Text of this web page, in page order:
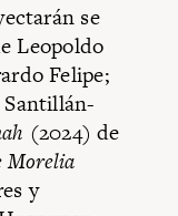
se
Leopoldo
Felipe;
(2024) de
Morelia
y